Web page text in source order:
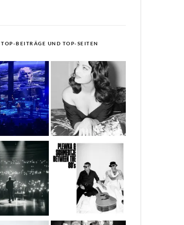
TOP-BEITRÄGE UND TOP-SEITEN